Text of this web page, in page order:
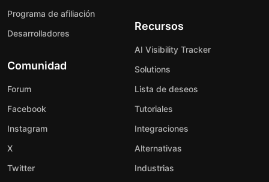
Programa de afiliación
Desarrolladores
Comunidad
Forum
Facebook
Instagram
X
Twitter
Recursos
AI Visibility Tracker
Solutions
Lista de deseos
Tutoriales
Integraciones
Alternativas
Industrias